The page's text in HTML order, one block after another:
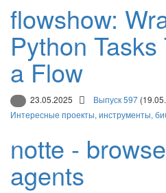
flowshow:
Python
a Flow
23.05.2025 Выпуск 597
Интересные проекты, инструменты,
notte -
agents